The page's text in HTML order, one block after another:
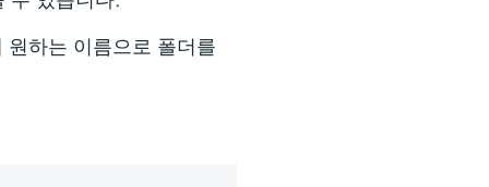
원하는 이름으로 폴더를